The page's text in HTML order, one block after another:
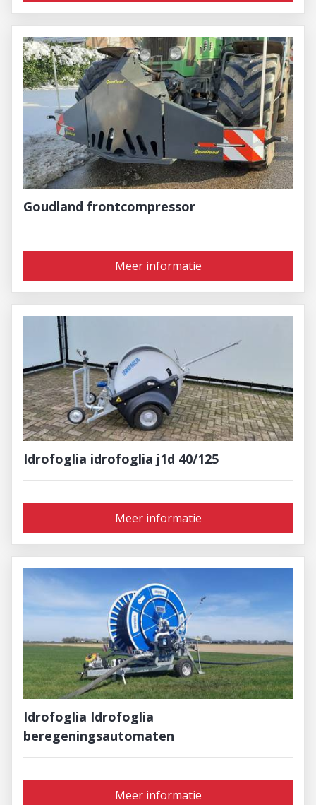
Goudland frontcompressor
Meer informatie
Idrofoglia idrofoglia j1d 40/125
Meer informatie
Idrofoglia ​​​​​​​Idrofoglia
beregeningsautomaten
Meer informatie